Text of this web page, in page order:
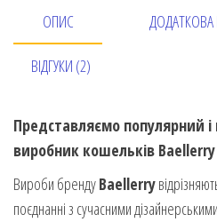
ОПИС ДОДАТКОВА
ВІДГУКИ (2)
Представляємо популярний
виробник кошельків
Вироби брендуBaellerry
поєднанні з сучасними